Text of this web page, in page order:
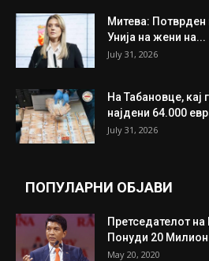
Митева: Потврден
Унија на жени на...
July 31, 2026
На Табановце, кај
најдени 64.000
July 31, 2026
ПОПУЛАРНИ ОБЈАВИ
Претседателот
Понуди 20
May 20, 2020